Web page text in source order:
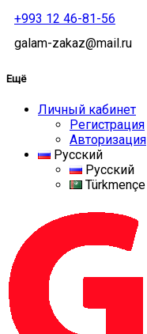
+993 12 46-81-56
galam-zakaz@mail.ru
Ещё
Личный кабинет
Регистрация
Авторизация
Русский
Русский
Türkmençe